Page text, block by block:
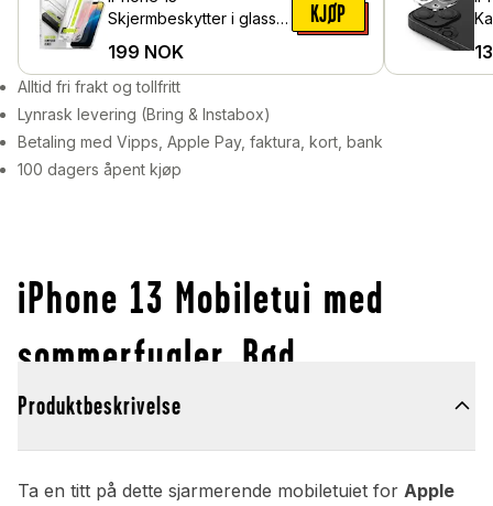
Skjermbeskytter i glass
(2-pack)
199 NOK
KJØP
Alltid fri frakt og tollfritt
Lynrask levering (Bring & Instabox)
Betaling med Vipps, Apple Pay, faktura, kort, bank
100 dagers åpent kjøp
iPhone 13 Mobiletui med
sommerfugler, Rød
Produktbeskrivelse
Ta en titt på dette sjarmerende mobiletuiet for Apple